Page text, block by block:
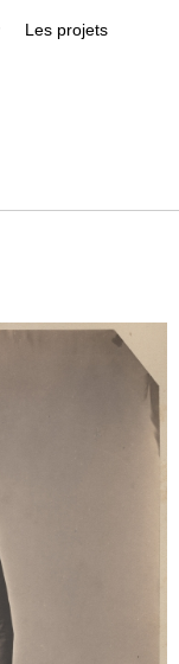
Les projets